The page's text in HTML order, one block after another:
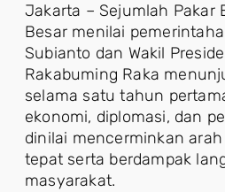
Jakarta – Sejumlah Pakar
Besar menilai
Subianto dan Wakil
Rakabuming Raka
selama satu tahun
ekonomi, diplomasi, dan
dinilai mencerminkan
tepat serta berdampak
masyarakat.